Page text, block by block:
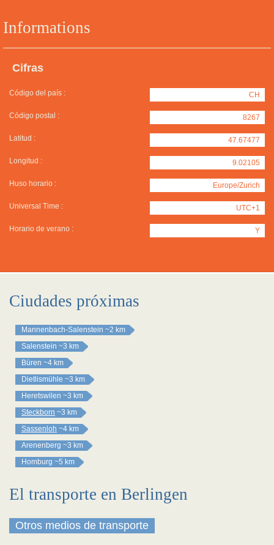
Informations
Cifras
Código del país : CH
Código postal : 8267
Latitud : 47.67477
Longitud : 9.02105
Huso horario : Europe/Zurich
Universal Time : UTC+1
Horario de verano : Y
Ciudades próximas
Mannenbach-Salenstein ~2 km
Salenstein ~3 km
Büren ~4 km
Dietlismühle ~3 km
Heretswilen ~3 km
Steckborn ~3 km
Sassenloh ~4 km
Arenenberg ~3 km
Homburg ~5 km
El transporte en Berlingen
Otros medios de transporte